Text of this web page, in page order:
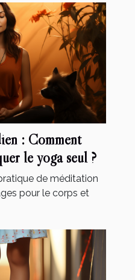
: Comment
le yoga seul ?
de méditation
pour le corps et